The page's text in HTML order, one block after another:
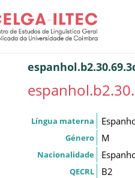
Língua materna
Género M
Nacionalidade
QECRL
B2